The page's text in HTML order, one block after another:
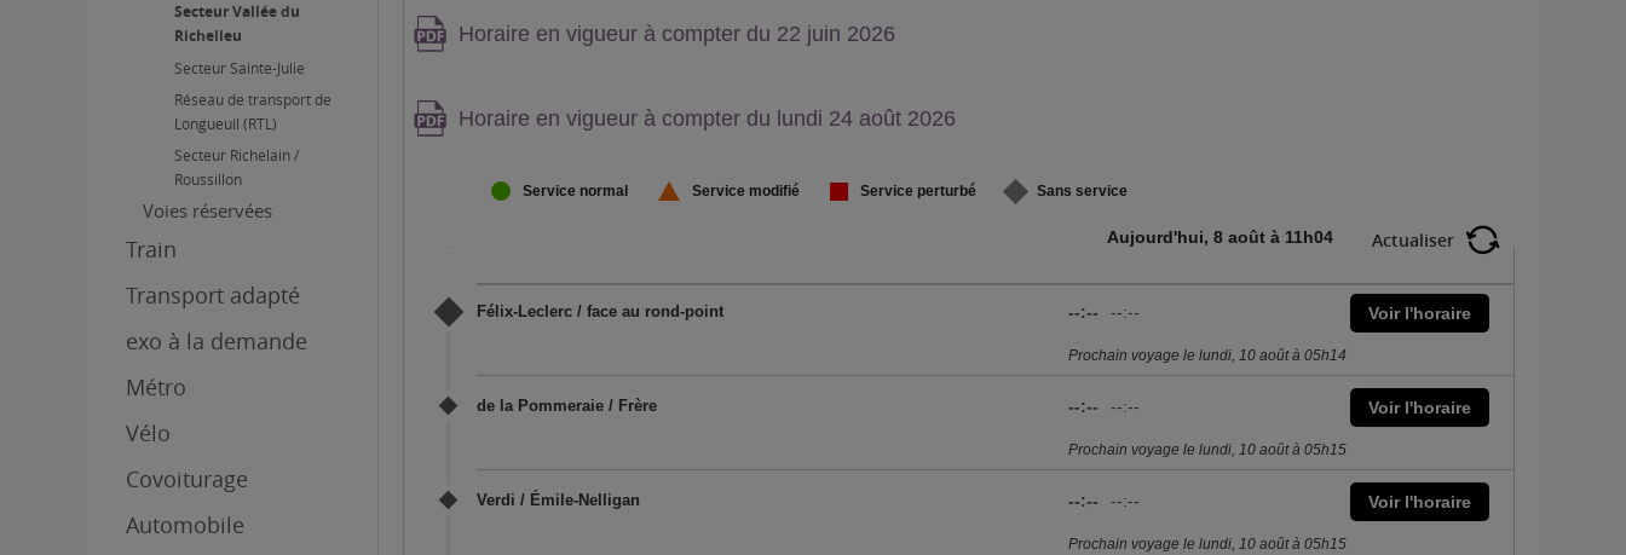
Secteur Vallée du
Richelieu
Secteur Sainte-Julie
Réseau de transport de
Longueuil (RTL)
Secteur Richelain /
Roussillon
Voies réservées
Train
Transport adapté
exo à la demande
Métro
Vélo
Covoiturage
Automobile
Attention,
Horaire en vigueur à compter du 22 juin 2026
Attention,
Horaire en vigueur à compter du lundi 24 août 2026
Service normal Service modifié Service perturbé Sans service
Aujourd'hui, 8 août à 11h04 Actualiser
Félix-Leclerc / face au rond-point Voir l'horaire
--:-- --:--
Prochain voyage le lundi, 10 août à 05h14
de la Pommeraie / Frère Voir l'horaire
--:-- --:--
Prochain voyage le lundi, 10 août à 05h15
Verdi / Émile-Nelligan Voir l'horaire
--:-- --:--
Prochain voyage le lundi, 10 août à 05h15